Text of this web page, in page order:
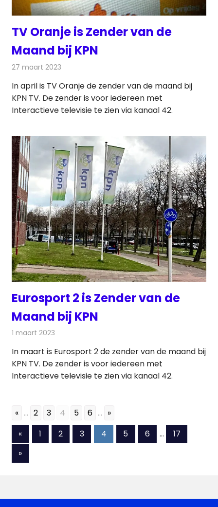
TV Oranje is Zender van de
Maand bij KPN
27 maart 2023
In april is TV Oranje de zender van de maand bij
KPN TV. De zender is voor iedereen met
Interactieve televisie te zien via kanaal 42.
Eurosport 2 is Zender van de
Maand bij KPN
1 maart 2023
In maart is Eurosport 2 de zender van de maand bij
KPN TV. De zender is voor iedereen met
Interactieve televisie te zien via kanaal 42.
« ... 2 3 4 5 6 ... »
Berichten
paginering
«Vorige
berichten
1 2 3 4 5 6 …
17
Volgende
berichten
»